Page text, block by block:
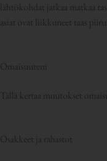
lähtökohdat jatkaa matkaa
asiat ovat liikkuneet taas
Omaisuuteni
Tällä kertaa muutokset
Osakkeet ja rahastot